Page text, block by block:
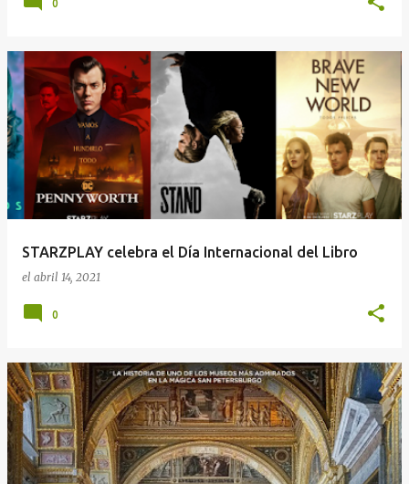
0
STARZPLAY celebra el Día Internacional del Libro
el abril 14, 2021
0